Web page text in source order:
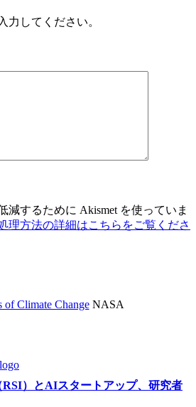
力してください。
減するために Akismet を使っていま
理方法の詳細はこちらをご覧くださ
of Climate ChangeNASA
）とAIスタートアップ、研究者